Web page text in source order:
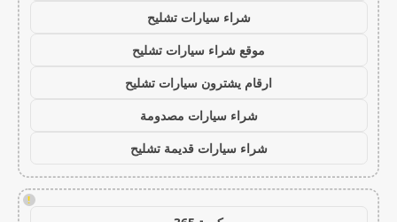
شراء سيارات تشليح
موقع شراء سيارات تشليح
ارقام يشترون سيارات تشليح
شراء سيارات مصدومة
شراء سيارات قديمة تشليح
!